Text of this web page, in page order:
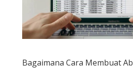
Bagaimana Cara Membuat